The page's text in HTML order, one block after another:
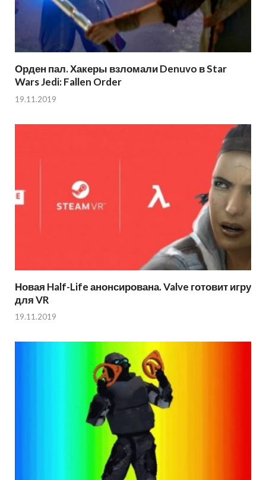
Орден пал. Хакеры взломали Denuvo в Star
Wars Jedi: Fallen Order
19.11.2019
Новая Half-Life анонсирована. Valve готовит игру
для VR
19.11.2019